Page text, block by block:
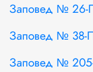
Заповед № 26-
Заповед № 38-
Заповед №